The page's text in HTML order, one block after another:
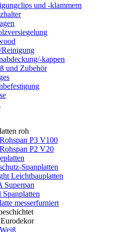
und -klammern
Reinigung
kappen
und Zubehör
roh
Rohspan P3 V100
Rohspan P2 V20
Spanplatten
Leichtbauplatten
Superpan
Spanplatten
messerfurniert
Weiß